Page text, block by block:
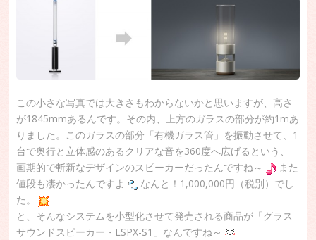
この小さな写真では大きさもわからないかと思いますが、高さ
が1845mmあるんです。その内、上方のガラスの部分が約1mあ
りました。このガラスの部分「有機ガラス管」を振動させて、1
台で奥行と立体感のあるクリアな音を360度へ広げるという、
画期的で斬新なデザインのスピーカーだったんですね～
また
値段も凄かったんですよ
なんと！1,000,000円（税別）でし
た。
と、そんなシステムを小型化させて発売される商品が「グラス
サウンドスピーカー・LSPX-S1」なんですね～